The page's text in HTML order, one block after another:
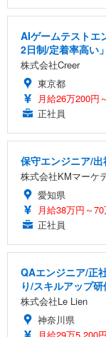
AIゲームテストエ
2日制/定着率高い
株式会社Creer
東京都
月給26万200円
正社員
保守エンジニア/
株式会社KMマーケ
愛知県
月給38万円～
正社員
QAエンジニア/正
り/スキルアップ研
株式会社Le Lien
神奈川県